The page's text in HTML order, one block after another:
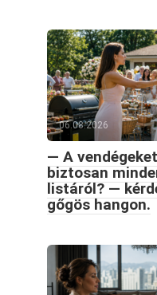
06.08.2026
— A
biztosan
listáról? —
gőgös hangon.